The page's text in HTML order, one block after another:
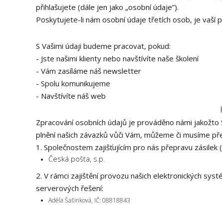
přihlašujete (dále jen jako „osobní údaje”).
Poskytujete-li nám osobní údaje třetích osob, je vaší
S Vašimi údaji budeme pracovat, pokud:
- Jste našimi klienty nebo navštívíte naše školení
- Vám zasíláme náš newsletter
- Spolu komunikujeme
- Navštívíte náš web
Zpracování osobních údajů je prováděno námi
plnění našich závazků vůči Vám, můžeme či musíme
1. Společnostem zajišťujícím pro nás přepravu
Česká pošta, s.p.
2. V rámci zajištění provozu našich elektronických
serverových řešení:
Adéla Šašinková, IČ: 08818843​